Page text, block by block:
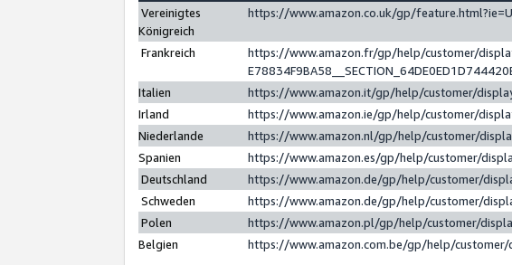
Vereinigtes
Königreich
https://www.amazon.co.uk/gp/
Frankreich
https://www.amazon.fr/gp/help/customer/
Italien
https://www.amazon.it/gp/help/customer/
Irland
https://www.amazon.ie/gp/help/customer/
Niederlande
https://www.amazon.nl/gp/help/customer/
Spanien
https://www.amazon.es/gp/help/customer/
Deutschland
https://www.amazon.de/gp/help/customer/
Schweden
https://www.amazon.de/gp/help/customer/
Polen
https://www.amazon.pl/gp/help/customer/
Belgien
https://www.amazon.com.be/gp/help/customer/